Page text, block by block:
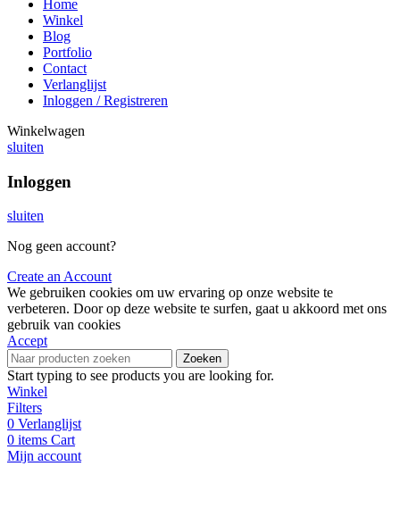
Home
Winkel
Blog
Portfolio
Contact
Verlanglijst
Inloggen / Registreren
Winkelwagen
sluiten
Inloggen
sluiten
Nog geen account?
Create an Account
We gebruiken cookies om uw ervaring op onze website te
verbeteren. Door op deze website te surfen, gaat u akkoord met ons
gebruik van cookies
Accept
Zoeken
Start typing to see products you are looking for.
Winkel
Filters
0 Verlanglijst
0 items Cart
Mijn account